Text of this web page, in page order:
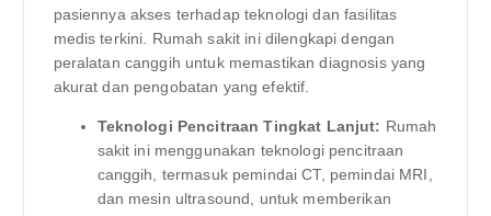
pasiennya akses terhadap teknologi dan fasilitas
medis terkini. Rumah sakit ini dilengkapi dengan
peralatan canggih untuk memastikan diagnosis yang
akurat dan pengobatan yang efektif.
Teknologi Pencitraan Tingkat Lanjut: Rumah
sakit ini menggunakan teknologi pencitraan
canggih, termasuk pemindai CT, pemindai MRI,
dan mesin ultrasound, untuk memberikan